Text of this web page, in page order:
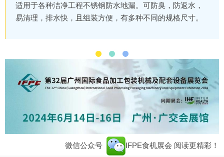
适用于各种洁净工程不锈钢防水地漏。可防臭，防返水，
易清理，排水快，且组装方便，有多种不同的规格尺寸。
微信公众号 IFPE食机展会 阅读更精彩！